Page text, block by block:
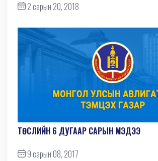
2 сарын 20, 2018
ТӨСЛИЙН 6 ДУГААР САРЫН МЭДЭЭ
9 сарын 08, 2017